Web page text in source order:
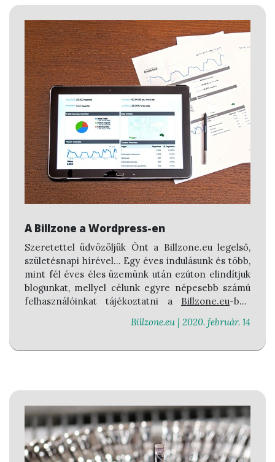
A Billzone a Wordpress-en
Szeretettel üdvözöljük Önt a Billzone.eu legelső,
születésnapi hírével... Egy éves indulásunk és több,
mint fél éves éles üzemünk után ezúton elindítjuk
blogunkat, mellyel célunk egyre népesebb számú
felhasználóinkat tájékoztatni a Billzone.eu-ban
számlázással kapcsolatos hírekről, fejlődési
választottuk ezt a kommunikációs formát, mert
mindenkinek van, aki számít, mi sem akartunk
belőle kimaradni... :-)
Billzone.eu | 2020. február. 14